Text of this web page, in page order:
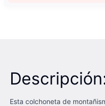
Esta colchoneta de